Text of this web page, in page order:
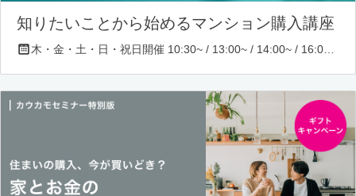
知りたいことから始めるマンション購入講座